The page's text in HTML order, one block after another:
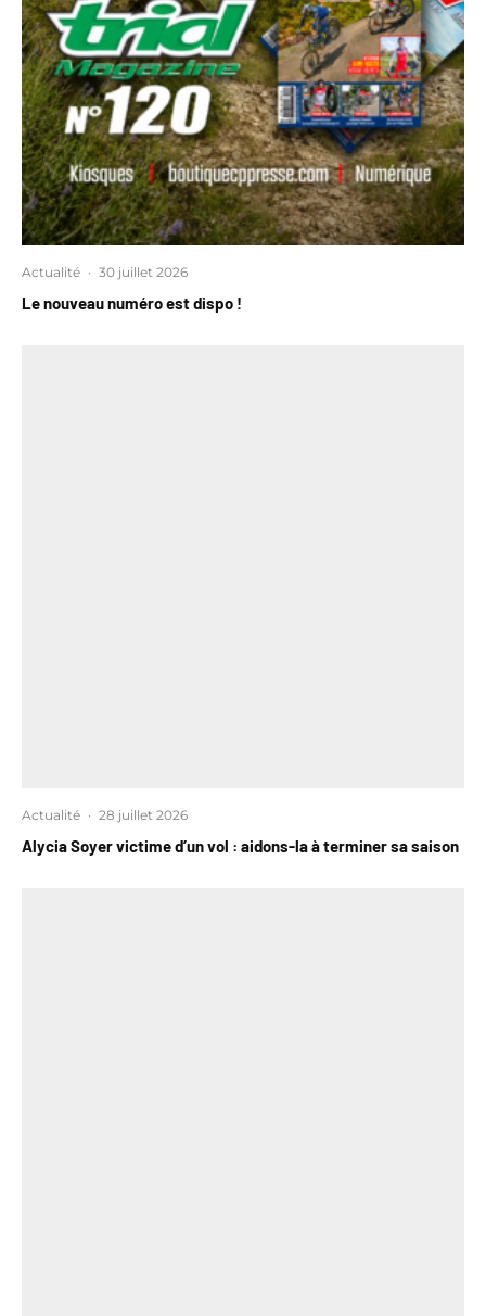
Actualité · 30 juillet 2026
Le nouveau numéro est dispo !
Actualité · 28 juillet 2026
Alycia Soyer victime d’un vol : aidons-la à terminer sa saison